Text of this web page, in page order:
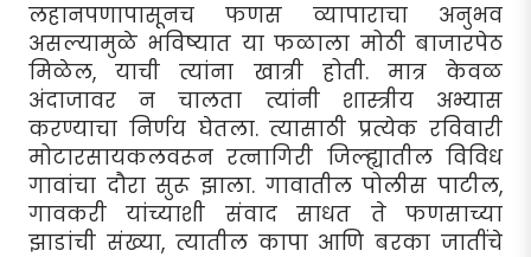
लहानपणापासूनच फणस व्यापाराचा अनुभव
असल्यामुळे भविष्यात या फळाला मोठी बाजारपेठ
मिळेल, याची त्यांना खात्री होती. मात्र केवळ
अंदाजावर न चालता त्यांनी शास्त्रीय अभ्यास
करण्याचा निर्णय घेतला. त्यासाठी प्रत्येक रविवारी
मोटारसायकलवरून रत्नागिरी जिल्ह्यातील विविध
गावांचा दौरा सुरू झाला. गावातील पोलीस पाटील,
गावकरी यांच्याशी संवाद साधत ते फणसाच्या
झाडांची संख्या, त्यातील कापा आणि बरका जातींचे